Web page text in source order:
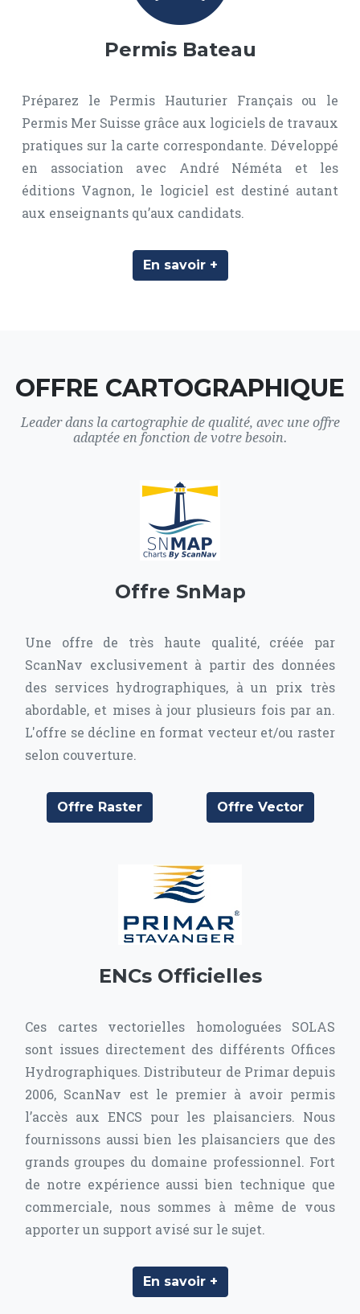
Permis Bateau
Préparez le Permis Hauturier Français ou le
Permis Mer Suisse grâce aux logiciels de travaux
pratiques sur la carte correspondante. Développé
en association avec André Néméta et les
éditions Vagnon, le logiciel est destiné autant
aux enseignants qu’aux candidats.
En savoir +
OFFRE CARTOGRAPHIQUE
Leader dans la cartographie de qualité, avec une offre
adaptée en fonction de votre besoin.
Offre SnMap
Une offre de très haute qualité, créée par
ScanNav exclusivement à partir des données
des services hydrographiques, à un prix très
abordable, et mises à jour plusieurs fois par an.
L'offre se décline en format vecteur et/ou raster
selon couverture.
Offre Raster Offre Vector
ENCs Officielles
Ces cartes vectorielles homologuées SOLAS
sont issues directement des différents Offices
Hydrographiques. Distributeur de Primar depuis
2006, ScanNav est le premier à avoir permis
l’accès aux ENCS pour les plaisanciers. Nous
fournissons aussi bien les plaisanciers que des
grands groupes du domaine professionnel. Fort
de notre expérience aussi bien technique que
commerciale, nous sommes à même de vous
apporter un support avisé sur le sujet.
En savoir +